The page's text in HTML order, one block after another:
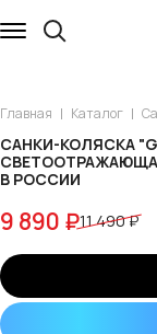
Главная Каталог
САНКИ-КОЛЯСКА
В РОССИИ
9 890 ₽11 490 ₽